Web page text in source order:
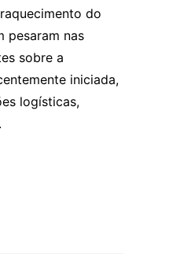
do
pesaram nas
sobre a
iniciada,
logísticas,